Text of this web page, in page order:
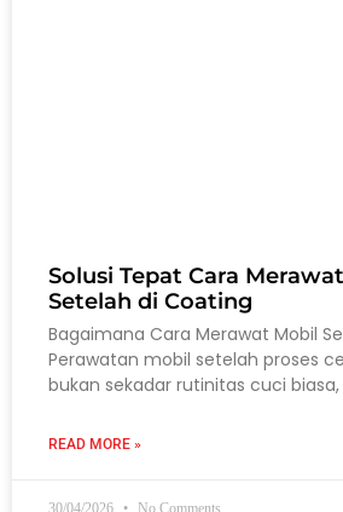
Solusi Tepat Cara
Setelah di Coating
Bagaimana Cara Merawat Mobil
Perawatan mobil setelah proses
bukan sekadar rutinitas cuci
READ MORE »
30/04/2026 No Comments